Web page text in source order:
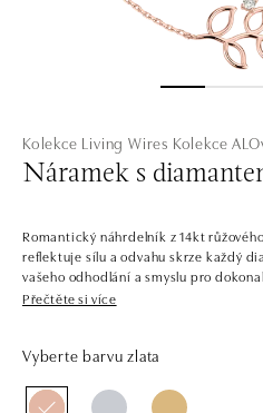
Kolekce Living Wires Kolekce
Náramek s
Romantický náhrdelník z 14kt
reflektuje sílu a odvahu skrze každý
vašeho odhodlání a smyslu pro
Sunshine.
diamanty v sobě zachycují hřejivý
vydáte, nebo jaké panuje počasí.
Přečtěte si více
Vyberte barvu zlata